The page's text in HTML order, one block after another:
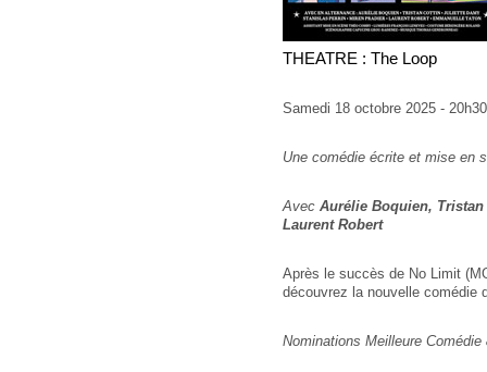
THEATRE : The Loop
Samedi 18 octobre 2025 -
Une comédie écrite et mise en
Avec Aurélie Boquien,
Laurent Robert
Après le succès de No Limit
découvrez la nouvelle comédie
Nominations Meilleure